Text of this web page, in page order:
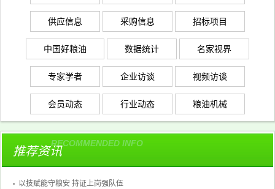
供应信息 采购信息 招标项目
中国好粮油 数据统计 名家视界
专家学者 企业访谈 视频访谈
会员动态 行业动态 粮油机械
推荐资讯RECOMMENDED INFO
以技赋能守粮安 持证上岗强队伍